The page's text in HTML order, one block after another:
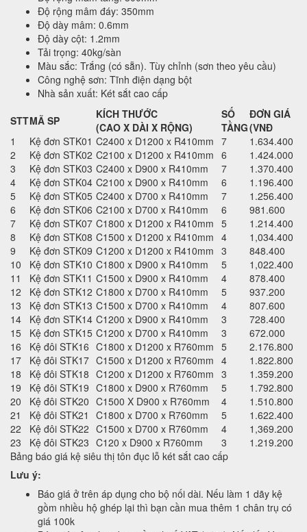
Độ rộng mâm đáy: 350mm
Độ dày mâm: 0.6mm
Độ dày cột: 1.2mm
Tải trọng: 40kg/sàn
Màu sắc: Trắng (có sẵn). Tùy chỉnh (sơn theo yêu cầu)
Công nghệ sơn: Tĩnh điện dạng bột
Nhà sản xuất: Két sắt cao cấp
STTMÃ SP
KÍCH THƯỚC
(CAO X DÀI X RỘNG)
SỐ
TẦNG
ĐƠN GIÁ
(VNĐ
1
Kệ đơn STK01 C2400 x D1200 x R410mm 7
1.634.400
2
Kệ đơn STK02 C2100 x D1200 x R410mm 6
1.424.000
3
Kệ đơn STK03 C2400 x D900 x R410mm 7
1.370.400
4
Kệ đơn STK04 C2100 x D900 x R410mm 6
1.196.400
5
Kệ đơn STK05 C2400 x D700 x R410mm 7
1.256.400
6
Kệ đơn STK06 C2100 x D700 x R410mm 6
981.600
7
Kệ đơn STK07 C1800 x D1200 x R410mm 5
1.214.400
8
Kệ đơn STK08 C1500 x D1200 x R410mm 4
1,034.400
9
Kệ đơn STK09 C1200 x D1200 x R410mm 3
848.400
10
Kệ đơn STK10 C1800 x D900 x R410mm 5
1,022.400
11
Kệ đơn STK11 C1500 x D900 x R410mm 4
878.400
12
Kệ đơn STK12 C1800 x D700 x R410mm 5
937.200
13
Kệ đơn STK13 C1500 x D700 x R410mm 4
807.600
14
Kệ đơn STK14 C1200 x D900 x R410mm 3
728.400
15
Kệ đơn STK15 C1200 x D700 x R410mm 3
672.000
16
Kệ đôi STK16 C1800 x D1200 x R760mm 5
2.176.800
17
Kệ đôi STK17 C1500 x D1200 x R760mm 4
1.822.800
18
Kệ đôi STK18 C1200 x D1200 x R760mm 3
1.359.200
19
Kệ đôi STK19 C1800 x D900 x R760mm 5
1.792.800
20
Kệ đôi STK20 C1500 X D900 x R760mm 4
1.510.800
21
Kệ đôi STK21 C1800 x D700 x R760mm 5
1.622.400
22
Kệ đôi STK22 C1500 x D700 x R760mm 4
1,369.200
23
Kệ đôi STK23 C120 x D900 x R760mm 3
1.219.200
Bảng báo giá kệ siêu thị tôn đục lỗ két sắt cao cấp
Lưu ý:
Báo giá ở trên áp dụng cho bộ nối dài. Nếu làm 1 dãy kệ
gồm nhiều hộ ghép lại thì bạn cần mua thêm 1 chân trụ có
giá 100k